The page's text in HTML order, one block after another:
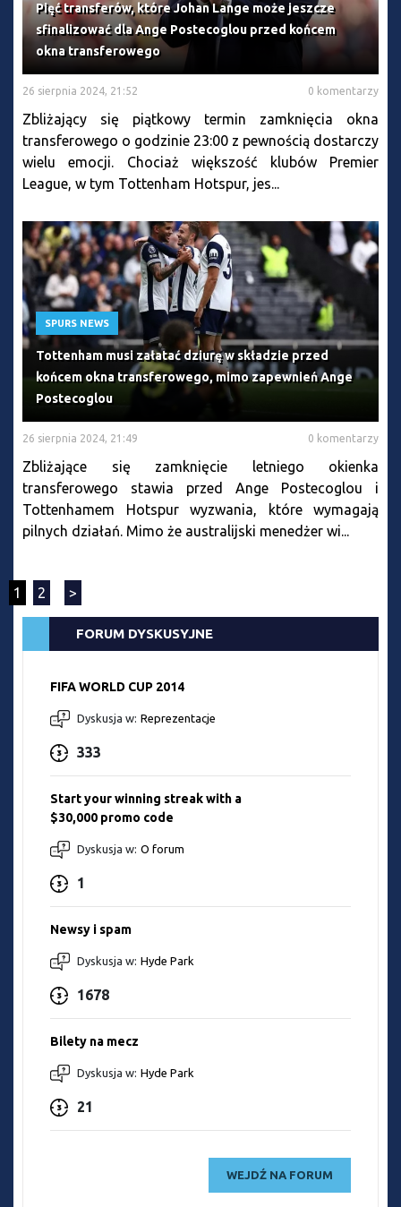
Pięć transferów, które Johan Lange może jeszcze
sfinalizować dla Ange Postecoglou przed końcem
okna transferowego
26 sierpnia 2024, 21:52 0 komentarzy
Zbliżający się piątkowy termin zamknięcia okna
transferowego o godzinie 23:00 z pewnością dostarczy
wielu emocji. Chociaż większość klubów Premier
League, w tym Tottenham Hotspur, jes...
SPURS NEWS
Tottenham musi załatać dziurę w składzie przed
końcem okna transferowego, mimo zapewnień Ange
Postecoglou
26 sierpnia 2024, 21:49 0 komentarzy
Zbliżające się zamknięcie letniego okienka
transferowego stawia przed Ange Postecoglou i
Tottenhamem Hotspur wyzwania, które wymagają
pilnych działań. Mimo że australijski menedżer wi...
1 2 >
FORUM DYSKUSYJNE
FIFA WORLD CUP 2014
Dyskusja w: Reprezentacje
333
Start your winning streak with a
$30,000 promo code
Dyskusja w: O forum
1
Newsy i spam
Dyskusja w: Hyde Park
1678
Bilety na mecz
Dyskusja w: Hyde Park
21
WEJDŹ NA FORUM